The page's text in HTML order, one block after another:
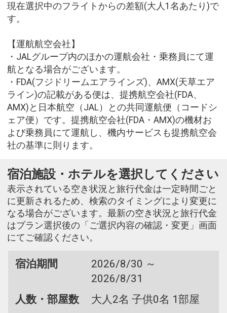
現在選択中のフライトからの差額(大人1名あたり)で
す。
【運航航空会社】
・JALグループ内のほかの運航会社・乗務員にて運
航となる場合がございます。
・FDA(フジドリームエアラインズ)、AMX(天草エア
ライン)の記載がある便は、提携航空会社(FDA、
AMX)と日本航空（JAL）との共同運航便（コードシ
ェア便）です。提携航空会社(FDA・AMX)の機材お
よび乗務員にて運航し、機内サービスも提携航空会
社の基準に則ります。
宿泊施設・ホテルを選択してください
表示されている空き状況と旅行代金は一定時間ごと
に更新されるため、検索のタイミングにより変更に
なる場合がございます。最新の空き状況と旅行代金
はプラン選択後の「ご選択内容の確認・変更」画面
にてご確認ください。
宿泊期間
2026/8/30 ～
2026/8/31
人数・部屋数
大人2名 子供0名 1部屋